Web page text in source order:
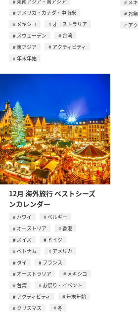
アメリカ・カナダ・中南米
メキシコ
オーストラリア
スウェーデン
台湾
東アジア
アクティビティ
年末年始
メ
お
ア
12月 海外旅行 ベストシーズ
ンカレンダー
ハワイ
ベルギー
オーストリア
香港
スイス
ドイツ
ベトナム
アメリカ
タイ
フランス
オーストラリア
メキシコ
台湾
お祭り・イベント
アクティビティ
年末年始
クリスマス
冬